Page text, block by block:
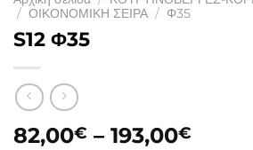
/ ΟΙΚΟΝΟΜΙΚΗ ΣΕΙΡΑ / Φ35
S12 Φ35
82,00€ – 193,00€